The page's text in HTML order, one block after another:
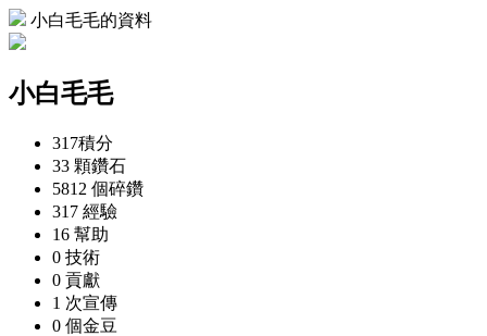
小白毛毛的資料
小白毛毛
317積分
33 顆鑽石
5812 個碎鑽
317 經驗
16 幫助
0 技術
0 貢獻
1 次宣傳
0 個金豆